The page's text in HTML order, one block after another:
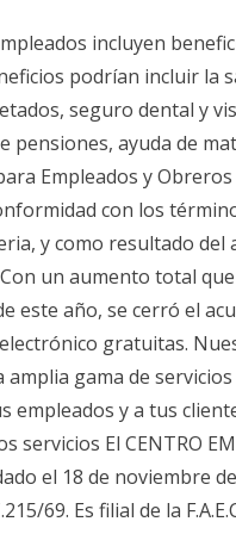
incluyen
podrían incluir la
seguro dental y
pensiones, ayuda de
Empleados y
con los
y como resultado del
un aumento total
este año, se cerró el
gratuitas.
gama de
empleados y a tus
El CENTRO
el 18 de noviembre
69. Es filial de la